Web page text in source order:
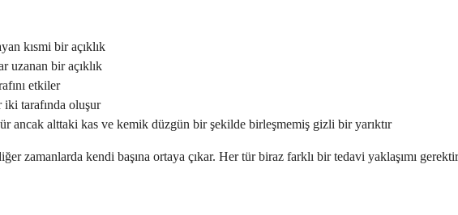
kısmi bir açıklık
uzanan bir açıklık
etkiler
iki tarafında oluşur
ancak alttaki kas ve kemik düzgün bir şekilde birleşmemiş gizli bir yarıktır
zamanlarda kendi başına ortaya çıkar. Her tür biraz farklı bir tedavi yaklaşımı